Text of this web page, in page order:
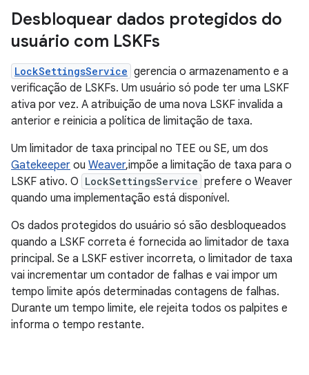
Desbloquear dados protegidos do
usuário com LSKFs
LockSettingsService gerencia o armazenamento e a
verificação de LSKFs. Um usuário só pode ter uma LSKF
ativa por vez. A atribuição de uma nova LSKF invalida a
anterior e reinicia a política de limitação de taxa.
Um limitador de taxa principal no TEE ou SE, um dos
Gatekeeper ou Weaver,impõe a limitação de taxa para o
LSKF ativo. O LockSettingsService prefere o Weaver
quando uma implementação está disponível.
Os dados protegidos do usuário só são desbloqueados
quando a LSKF correta é fornecida ao limitador de taxa
principal. Se a LSKF estiver incorreta, o limitador de taxa
vai incrementar um contador de falhas e vai impor um
tempo limite após determinadas contagens de falhas.
Durante um tempo limite, ele rejeita todos os palpites e
informa o tempo restante.